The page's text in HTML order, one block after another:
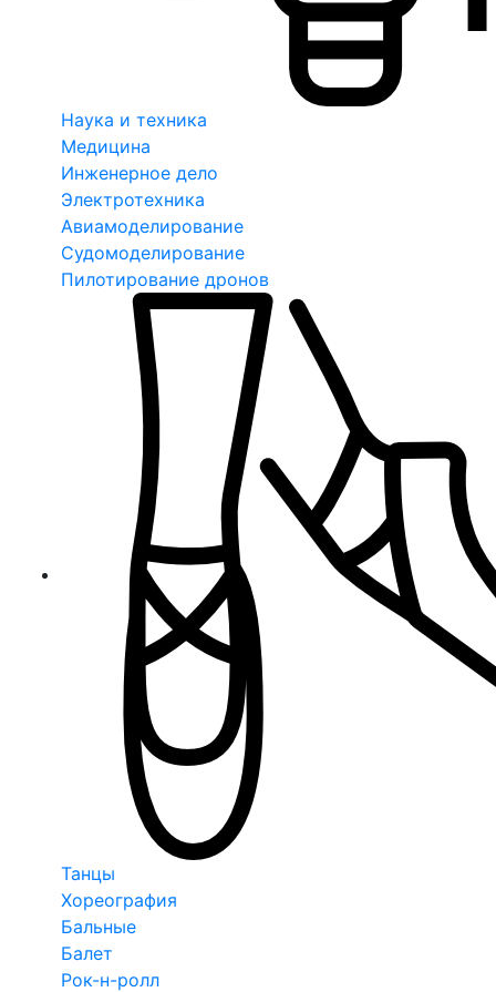
Наука и техника
Медицина
Инженерное дело
Электротехника
Авиамоделирование
Судомоделирование
Пилотирование дронов
Танцы
Хореография
Бальные
Балет
Рок-н-ролл